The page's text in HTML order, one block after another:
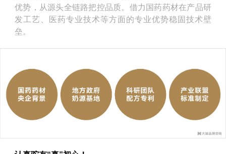
优势，从源头全链路把控品质。借力国药药材在产品研
发工艺、医药专业技术等方面的专业优势稳固技术壁
垒。